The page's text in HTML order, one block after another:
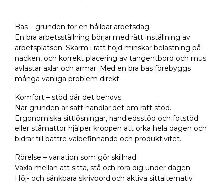
Bas – grunden för en hållbar arbetsdag
En bra arbetsställning börjar med rätt inställning av
arbetsplatsen. Skärm i rätt höjd minskar belastning på
nacken, och korrekt placering av tangentbord och mus
avlastar axlar och armar. Med en bra bas förebyggs
många vanliga problem direkt.
Komfort – stöd där det behövs
När grunden är satt handlar det om rätt stöd.
Ergonomiska sittlösningar, handledsstöd och fotstöd
eller ståmattor hjälper kroppen att orka hela dagen och
bidrar till bättre välbefinnande och produktivitet.
Rörelse – variation som gör skillnad
Växla mellan att sitta, stå och röra dig under dagen.
Höj- och sänkbara skrivbord och aktiva sittalternativ